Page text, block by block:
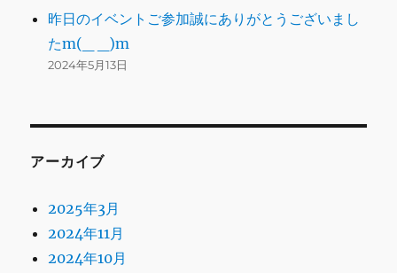
昨日のイベントご参加誠にありがとうございまし
たm(_ _)m
2024年5月13日
アーカイブ
2025年3月
2024年11月
2024年10月